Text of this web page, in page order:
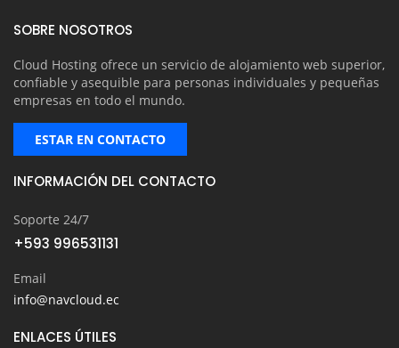
SOBRE NOSOTROS
Cloud Hosting ofrece un servicio de alojamiento web superior,
confiable y asequible para personas individuales y pequeñas
empresas en todo el mundo.
ESTAR EN CONTACTO
INFORMACIÓN DEL CONTACTO
Soporte 24/7
+593 996531131
Email
info@navcloud.ec
ENLACES ÚTILES